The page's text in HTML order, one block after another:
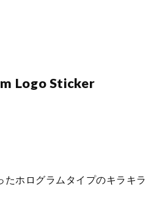
Logo Sticker
ホログラムタイプのキラキラ